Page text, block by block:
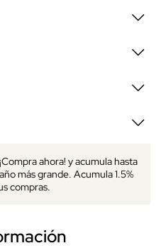
ahora! y acumula hasta
más grande. Acumula 1.5%
compras.